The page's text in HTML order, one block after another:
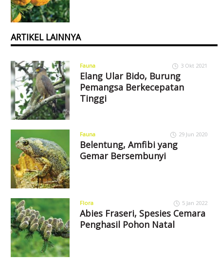
ARTIKEL LAINNYA
Fauna 3 Okt 2021
Elang Ular Bido, Burung
Pemangsa Berkecepatan
Tinggi
Fauna 29 Jun 2020
Belentung, Amfibi yang
Gemar Bersembunyi
Flora 5 Jan 2022
Abies Fraseri, Spesies Cemara
Penghasil Pohon Natal